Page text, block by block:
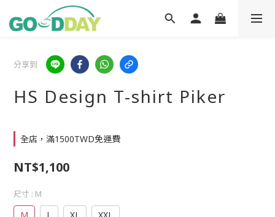
分享到
HS Design T-shirt Piker
全店，滿1500TWD免運費
NT$1,100
尺寸 : M